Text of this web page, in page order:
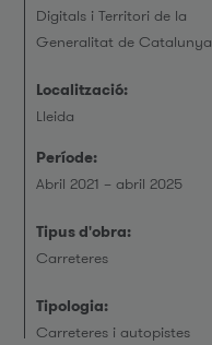
Digitals i Territori de la
Generalitat de Catalunya
Localització:
Lleida
Període:
Abril 2021 – abril 2025
Tipus d'obra:
Carreteres
Tipologia:
Carreteres i autopistes